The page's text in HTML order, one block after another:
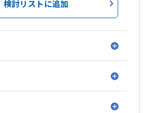
検討リストに追加